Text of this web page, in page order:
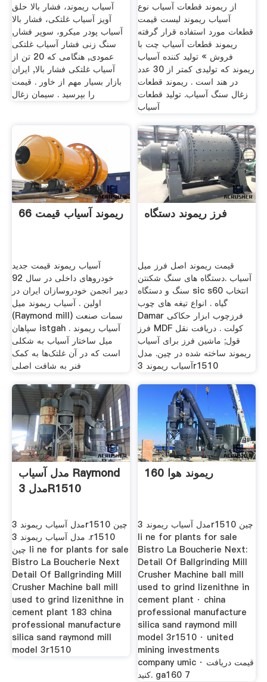
آسیاب ریموند، فشار بالا حلق
آویز آسیاب غلتکی، فشار بالا
آسیاب پودر میکرو، سوپر فشار,
سنگ زنی فشار آسیاب غلتکی
عمودی, هنگامی که 20 تن از
آسیاب غلتکی فشار بالا, ایران
بازار بسیار مهم از خاور . قیمت
را بپرسید . سیمان زغال
از ریموند قطعات آسیاب نوع
آسیاب ریموند لیست قیمت
قطعات مورد استفاده قرار گرفته
ریموند قطعات آسیاب چت با
فروش » تولید کننده آسیاب
ریموند که تولیدی کمتر از 30 عدد
در هند است . ریموند قطعات
زغال سنگ آسیاب. تولید قطعات
آسیاب
ریموند آسیاب قیمت 66
آسیاب ریموند قیمت جدید
خودروهای داخلی در سال 92
دبیر انجمن خودروسازان ایران در
اولین . آسیاب ریموند میل
(Raymond mill) سمات صنعت
سپاهان istgah . آسیاب ریموند
میل ساختار آسیاب به شکلی
است که در آن غلتک‌ها به کمک
فنر به شافت اصلی
فرز ریموند دستگاه
قیمت ریموند اصل فرز میل
آسیاب .دستگاه های سنگ شکنتن
سنگ و دستگاه sic s60 انتخاب
گیاه . انواع تیغه های چوب
Damar فرزچوب ابزار حکاکی
فرز MDF کولت . دریافت نقل
قول; ماشین فرز برای آسیاب
ریموند ساخته شده در چین. مدل
آسیاب ریموند 3r1510
مدل آسیاب Raymond
مدل 3R1510
مدل آسیاب ریموند 3r1510 چین
. مدل آسیاب ریموند 3r1510
چین li ne for plants for sale
Bistro La Boucherie Next
Detail Of Ballgrinding Mill
Crusher Machine ball mill
used to grind lizenithne in
cement plant 183 china
professional manufacture
silica sand raymond mill
model 3r1510
ریموند هوا 160
مدل آسیاب ریموند 3r1510 چین
li ne for plants for sale
Bistro La Boucherie Next:
Detail Of Ballgrinding Mill
Crusher Machine ball mill
used to grind lizenithne in
cement plant · china
professional manufacture
silica sand raymond mill
model 3r1510 · united
mining investments
company umic · قیمت دریافت
کنید. ga160 7